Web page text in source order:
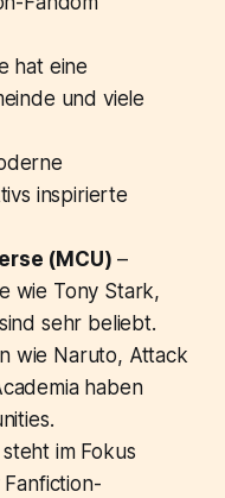
hat eine
und viele
inspirierte
(MCU) –
wie Tony Stark,
sehr beliebt.
wie Naruto, Attack
haben
im Fokus